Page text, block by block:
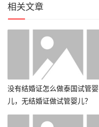
相关文章
没有结婚证怎么做泰国试管婴
儿，无结婚证做试管婴儿？